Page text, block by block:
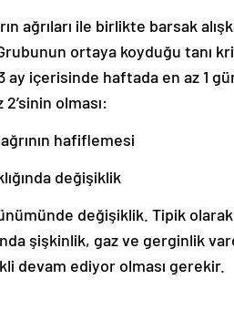
ağrıları ile birlikte barsak
Grubunun ortaya koyduğu tanı
ay içerisinde haftada en az 1
olması:
ağrının hafiflemesi
değişiklik
değişiklik. Tipik
şişkinlik, gaz ve gerginlik
devam ediyor olması gerekir.